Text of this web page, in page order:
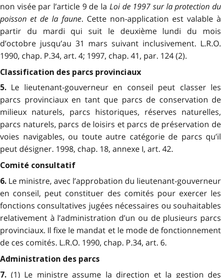
non visée par l’article 9 de la Loi de 1997 sur la protection du
poisson et de la faune. Cette non-application est valable à
partir du mardi qui suit le deuxième lundi du mois
d’octobre jusqu’au 31 mars suivant inclusivement. L.R.O.
1990, chap. P.34, art. 4; 1997, chap. 41, par. 124 (2).
Classification des parcs provinciaux
5. Le lieutenant-gouverneur en conseil peut classer les
parcs provinciaux en tant que parcs de conservation de
milieux naturels, parcs historiques, réserves naturelles,
parcs naturels, parcs de loisirs et parcs de préservation de
voies navigables, ou toute autre catégorie de parcs qu’il
peut désigner. 1998, chap. 18, annexe I, art. 42.
Comité consultatif
6. Le ministre, avec l’approbation du lieutenant-gouverneur
en conseil, peut constituer des comités pour exercer les
fonctions consultatives jugées nécessaires ou souhaitables
relativement à l’administration d’un ou de plusieurs parcs
provinciaux. Il fixe le mandat et le mode de fonctionnement
de ces comités. L.R.O. 1990, chap. P.34, art. 6.
Administration des parcs
7. (1) Le ministre assume la direction et la gestion des